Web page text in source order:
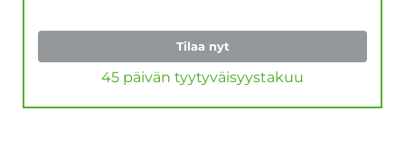
Tilaa nyt
45 päivän tyytyväisyystakuu